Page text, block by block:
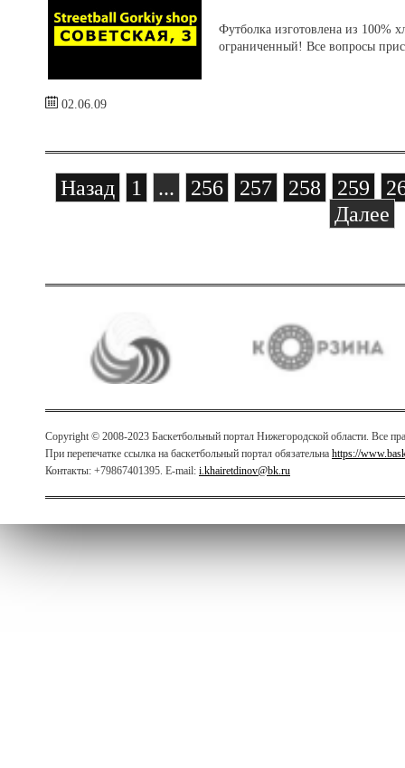
Футболка изготовлена из 100%
ограниченный! Все вопросы
02.06.09
Назад 1 ... 256 257 258 259
Далее
Copyright © 2008-2023 Баскетбольный портал Нижегородской области. Все
При перепечатке ссылка на баскетбольный портал обязательна https://
Контакты: +79867401395. E-mail: i.khairetdinov@bk.ru